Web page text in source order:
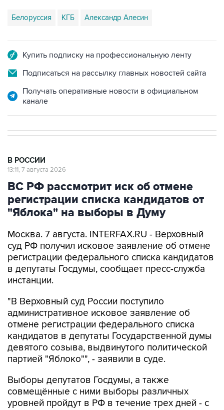
Белоруссия КГБ Александр Алесин
Купить подписку на профессиональную ленту
Подписаться на рассылку главных новостей сайта
Получать оперативные новости в официальном
канале
В РОССИИ
13:11, 7 августа 2026
ВС РФ рассмотрит иск об отмене
регистрации списка кандидатов от
"Яблока" на выборы в Думу
Москва. 7 августа. INTERFAX.RU - Верховный
суд РФ получил исковое заявление об отмене
регистрации федерального списка кандидатов
в депутаты Госдумы, сообщает пресс-служба
инстанции.
"В Верховный суд России поступило
административное исковое заявление об
отмене регистрации федерального списка
кандидатов в депутаты Государственной думы
девятого созыва, выдвинутого политической
партией "Яблоко"", - заявили в суде.
Выборы депутатов Госдумы, а также
совмещённые с ними выборы различных
уровней пройдут в РФ в течение трех дней - с